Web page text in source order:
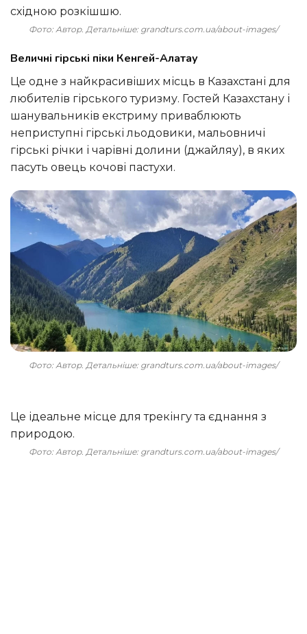
східною розкішшю.
Фото: Автор. Детальніше: grandturs.com.ua/about-images/
Величні гірські піки Кенгей-Алатау
Це одне з найкрасивіших місць в Казахстані для
любителів гірського туризму. Гостей Казахстану і
шанувальників екстриму приваблюють
неприступні гірські льодовики, мальовничі
гірські річки і чарівні долини (джайляу), в яких
пасуть овець кочові пастухи.
Фото: Автор. Детальніше: grandturs.com.ua/about-images/
Це ідеальне місце для трекінгу та єднання з
природою.
Фото: Автор. Детальніше: grandturs.com.ua/about-images/